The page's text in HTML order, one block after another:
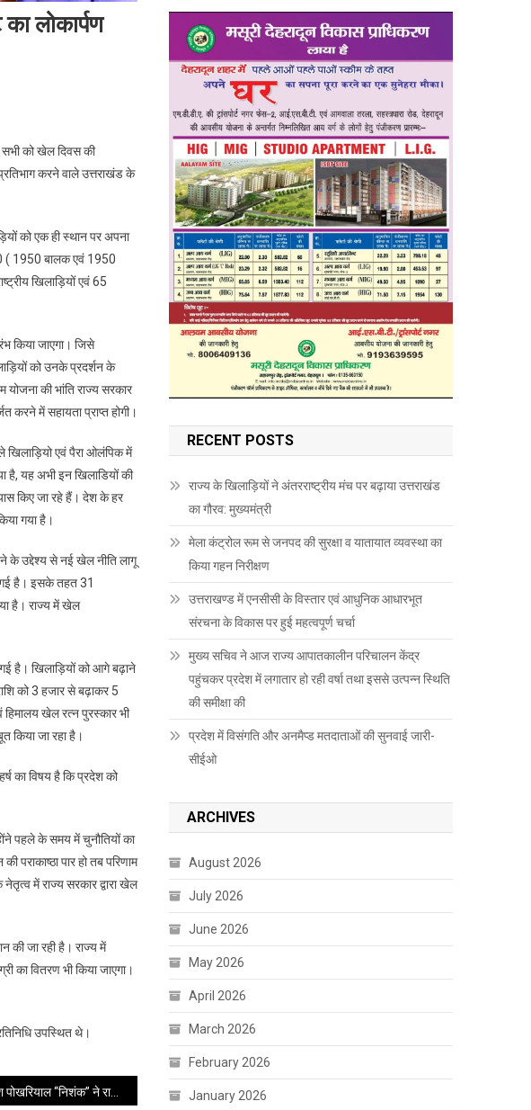
लोकार्पण
सभी को खेल दिवस की
करने वाले उत्तराखंड के
को एक ही स्थान पर अपना
( 1950 बालक एवं 1950
खिलाड़ियों एवं 65
किया जाएगा। जिसे
को उनके प्रदर्शन के
की भांति राज्य सरकार
करने में सहायता प्राप्त होगी।
खिलाड़ियो एवं पैरा ओलंपिक में
है, यह अभी इन खिलाडियों की
किए जा रहे हैं। देश के हर
गया है।
के उद्देश्य से नई खेल नीति लागू
गई है। इसके तहत 31
है। राज्य में खेल
गई है। खिलाड़ियों को आगे बढ़ाने
को 3 हजार से बढ़ाकर 5
हिमालय खेल रत्न पुरस्कार भी
किया जा रहा है।
का विषय है कि प्रदेश को
पहले के समय में चुनौतियों का
पार हो तब परिणाम
में राज्य सरकार द्वारा खेल
की जा रही है। राज्य में
का वितरण भी किया जाएगा।
उपस्थित थे।
डॉ. रमेश पोखरियाल ‘‘निशंक’’ ने राज्यपाल को अपनी पुस्तकें “युग पुरुष भारत रत्न अटल जी” एवं “पेशावर के महानायक वीर चंद्र सिंह गढ़वाली” सप्रेम भेंट की
RECENT POSTS
राज्य के खिलाड़ियों ने अंतरराष्ट्रीय मंच पर बढ़ाया उत्तराखंड
का गौरव: मुख्यमंत्री
मेला कंट्रोल रूम से जनपद की सुरक्षा व यातायात व्यवस्था का
किया गहन निरीक्षण
उत्तराखण्ड में एनसीसी के विस्तार एवं आधुनिक आधारभूत
संरचना के विकास पर हुई महत्वपूर्ण चर्चा
मुख्य सचिव ने आज राज्य आपातकालीन परिचालन केंद्र
पहुंचकर प्रदेश में लगातार हो रही वर्षा तथा इससे उत्पन्न स्थिति
की समीक्षा की
प्रदेश में विसंगति और अनमैप्ड मतदाताओं की सुनवाई जारी-
सीईओ
ARCHIVES
August 2026
July 2026
June 2026
May 2026
April 2026
March 2026
February 2026
January 2026